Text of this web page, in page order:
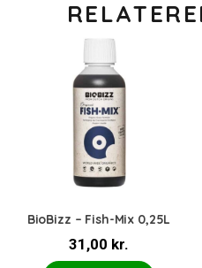
BioBizz – Fish-Mix 0,25L
31,00 kr.